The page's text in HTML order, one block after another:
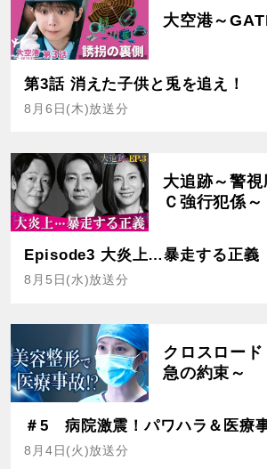
大空港～
第3話 消えた子供と兎を追え！
8月6日(木)放送分
大追跡～警視
Ｃ強行犯係
Episode3 大炎上…暴走する正義
8月5日(水)放送分
クロスロー
急の約束～
＃5 病院激震！パワハラ＆医療
8月4日(火)放送分